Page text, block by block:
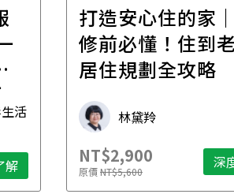
活
解
打造安心住的家
修前必懂！住到
居住規劃全攻略
林黛羚
NT$2,900
原價NT$5,600 深